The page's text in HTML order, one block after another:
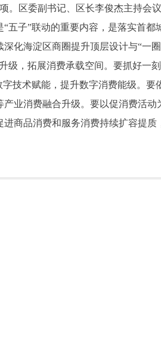
区委副书记、区长李俊杰主持会议
子”联动的重要内容，是落实首都
化海淀区商圈提升顶层设计与“一
级，拓展消费承载空间。要抓好一
技术赋能，提升数字消费能级。要
业消费融合升级。要以促消费活动
商品消费和服务消费持续扩容提质